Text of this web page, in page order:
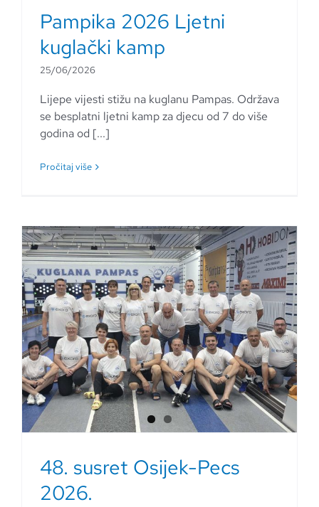
Pampika 2026 Ljetni
kuglački kamp
25/06/2026
Lijepe vijesti stižu na kuglanu Pampas. Održava
se besplatni ljetni kamp za djecu od 7 do više
godina od [...]
Pročitaj više
48. susret Osijek-Pecs
2026.